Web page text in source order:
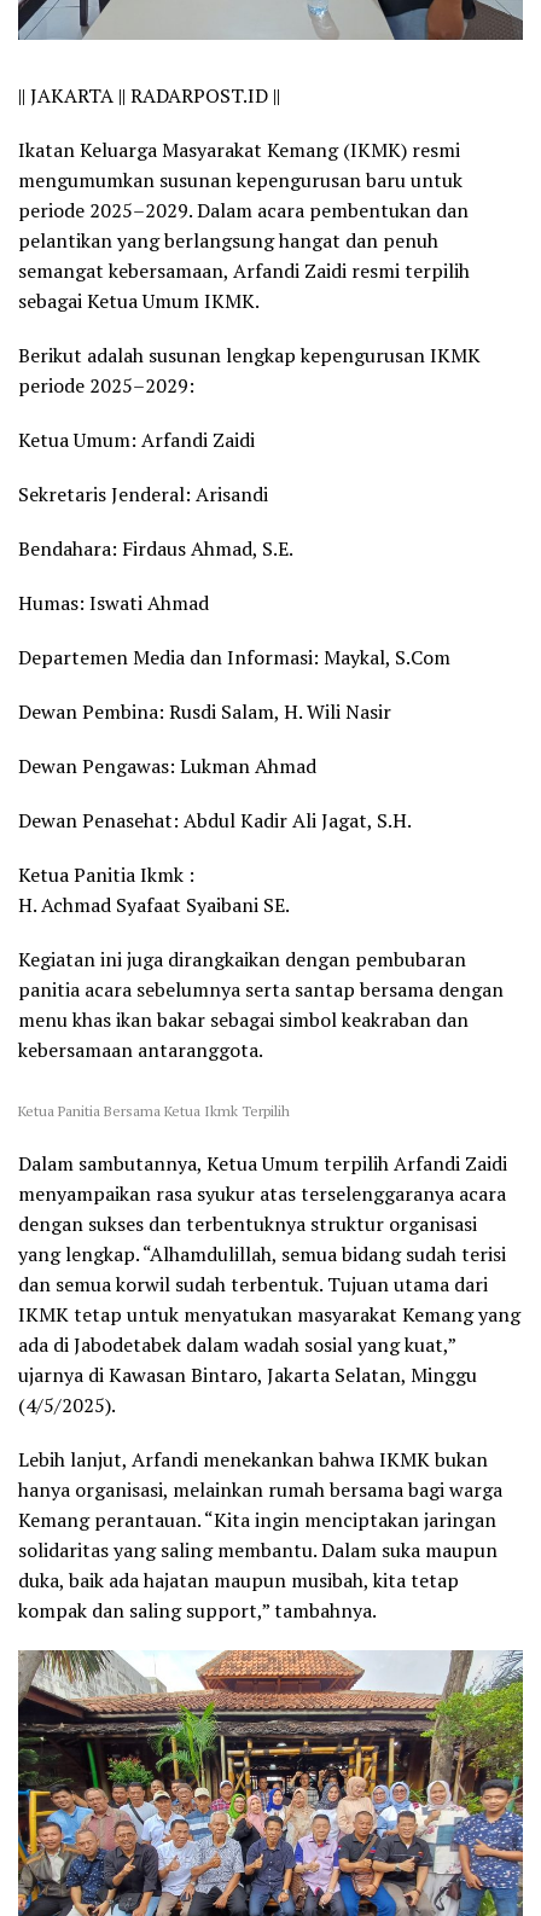
|| JAKARTA || RADARPOST.ID ||
Ikatan Keluarga Masyarakat Kemang (IKMK) resmi
mengumumkan susunan kepengurusan baru untuk
periode 2025–2029. Dalam acara pembentukan dan
pelantikan yang berlangsung hangat dan penuh
semangat kebersamaan, Arfandi Zaidi resmi terpilih
sebagai Ketua Umum IKMK.
Berikut adalah susunan lengkap kepengurusan IKMK
periode 2025–2029:
Ketua Umum: Arfandi Zaidi
Sekretaris Jenderal: Arisandi
Bendahara: Firdaus Ahmad, S.E.
Humas: Iswati Ahmad
Departemen Media dan Informasi: Maykal, S.Com
Dewan Pembina: Rusdi Salam, H. Wili Nasir
Dewan Pengawas: Lukman Ahmad
Dewan Penasehat: Abdul Kadir Ali Jagat, S.H.
Ketua Panitia Ikmk :
H. Achmad Syafaat Syaibani SE.
Kegiatan ini juga dirangkaikan dengan pembubaran
panitia acara sebelumnya serta santap bersama dengan
menu khas ikan bakar sebagai simbol keakraban dan
kebersamaan antaranggota.
Ketua Panitia Bersama Ketua Ikmk Terpilih
Dalam sambutannya, Ketua Umum terpilih Arfandi Zaidi
menyampaikan rasa syukur atas terselenggaranya acara
dengan sukses dan terbentuknya struktur organisasi
yang lengkap. “Alhamdulillah, semua bidang sudah terisi
dan semua korwil sudah terbentuk. Tujuan utama dari
IKMK tetap untuk menyatukan masyarakat Kemang yang
ada di Jabodetabek dalam wadah sosial yang kuat,”
ujarnya di Kawasan Bintaro, Jakarta Selatan, Minggu
(4/5/2025).
Lebih lanjut, Arfandi menekankan bahwa IKMK bukan
hanya organisasi, melainkan rumah bersama bagi warga
Kemang perantauan. “Kita ingin menciptakan jaringan
solidaritas yang saling membantu. Dalam suka maupun
duka, baik ada hajatan maupun musibah, kita tetap
kompak dan saling support,” tambahnya.